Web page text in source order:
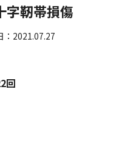
字靭帯損傷
：2021.07.27
回